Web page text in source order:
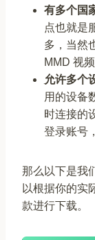
有多个国
点也就是
多，当然
MMD 视
允许多个
用的设备
时连接的
登录账号
那么以下是我
以根据你的实
款进行下载。